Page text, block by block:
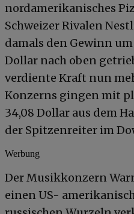
nordamerikanisches
Schweizer Rivalen
damals den Gewinn
Dollar nach oben
verdiente Kraft nun
Konzerns gingen mit
34,08 Dollar aus dem
der Spitzenreiter im
Werbung
Der Musikkonzern
einen US-